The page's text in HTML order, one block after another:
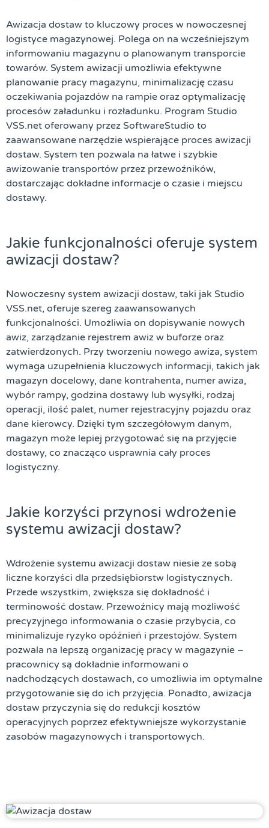
Awizacja dostaw to kluczowy proces w nowoczesnej
logistyce magazynowej. Polega on na wcześniejszym
informowaniu magazynu o planowanym transporcie
towarów. System awizacji umożliwia efektywne
planowanie pracy magazynu, minimalizację czasu
oczekiwania pojazdów na rampie oraz optymalizację
procesów załadunku i rozładunku. Program Studio
VSS.net oferowany przez SoftwareStudio to
zaawansowane narzędzie wspierające proces awizacji
dostaw. System ten pozwala na łatwe i szybkie
awizowanie transportów przez przewoźników,
dostarczając dokładne informacje o czasie i miejscu
dostawy.
Jakie funkcjonalności oferuje system
awizacji dostaw?
Nowoczesny system awizacji dostaw, taki jak Studio
VSS.net, oferuje szereg zaawansowanych
funkcjonalności. Umożliwia on dopisywanie nowych
awiz, zarządzanie rejestrem awiz w buforze oraz
zatwierdzonych. Przy tworzeniu nowego awiza, system
wymaga uzupełnienia kluczowych informacji, takich jak
magazyn docelowy, dane kontrahenta, numer awiza,
wybór rampy, godzina dostawy lub wysyłki, rodzaj
operacji, ilość palet, numer rejestracyjny pojazdu oraz
dane kierowcy. Dzięki tym szczegółowym danym,
magazyn może lepiej przygotować się na przyjęcie
dostawy, co znacząco usprawnia cały proces
logistyczny.
Jakie korzyści przynosi wdrożenie
systemu awizacji dostaw?
Wdrożenie systemu awizacji dostaw niesie ze sobą
liczne korzyści dla przedsiębiorstw logistycznych.
Przede wszystkim, zwiększa się dokładność i
terminowość dostaw. Przewoźnicy mają możliwość
precyzyjnego informowania o czasie przybycia, co
minimalizuje ryzyko opóźnień i przestojów. System
pozwala na lepszą organizację pracy w magazynie –
pracownicy są dokładnie informowani o
nadchodzących dostawach, co umożliwia im optymalne
przygotowanie się do ich przyjęcia. Ponadto, awizacja
dostaw przyczynia się do redukcji kosztów
operacyjnych poprzez efektywniejsze wykorzystanie
zasobów magazynowych i transportowych.